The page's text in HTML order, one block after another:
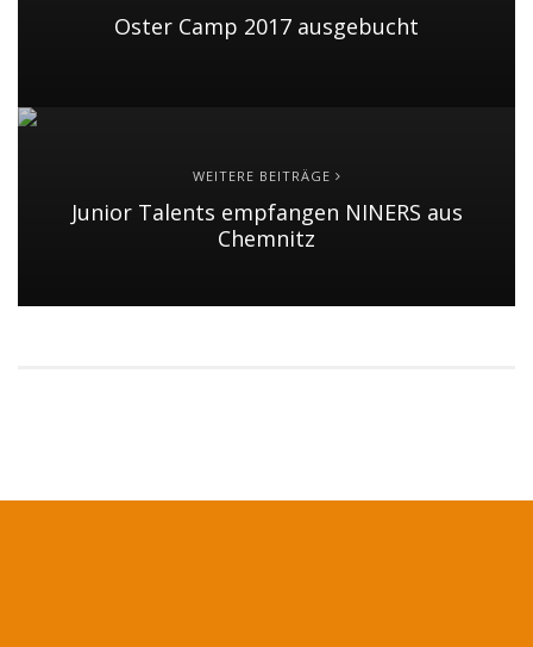
Oster Camp 2017 ausgebucht
WEITERE BEITRÄGE
Junior Talents empfangen NINERS aus
Chemnitz